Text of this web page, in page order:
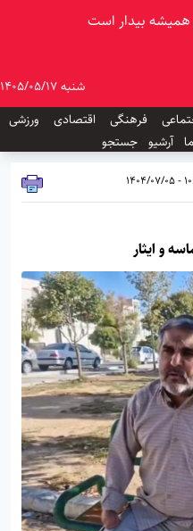
همیشه بیدار است
شنبه 1405/05/17
فرهنگی اقتصادی
ورزشی
آرشیو جستجو
و ایثار